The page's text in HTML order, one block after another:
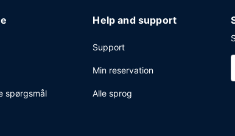
spørgsmål
Help and support
Support
Min reservation
Alle sprog